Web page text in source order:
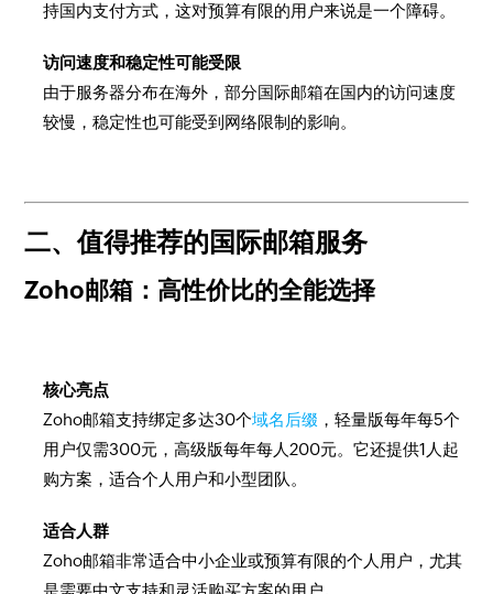
持国内支付方式，这对预算有限的用户来说是一个障碍。
访问速度和稳定性可能受限
由于服务器分布在海外，部分国际邮箱在国内的访问速度
较慢，稳定性也可能受到网络限制的影响。
二、值得推荐的国际邮箱服务
Zoho邮箱：高性价比的全能选择
核心亮点
Zoho邮箱支持绑定多达30个域名后缀 ，轻量版每年每5个
用户仅需300元，高级版每年每人200元。它还提供1人起
购方案，适合个人用户和小型团队。
适合人群
Zoho邮箱非常适合中小企业或预算有限的个人用户，尤其
是需要中文支持和灵活购买方案的用户。